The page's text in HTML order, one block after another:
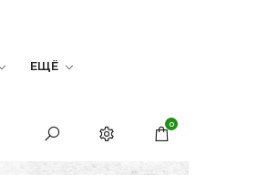
ЕЩЁ
0